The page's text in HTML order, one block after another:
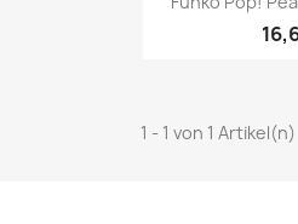
1 - 1 von 1 Artikel(n)